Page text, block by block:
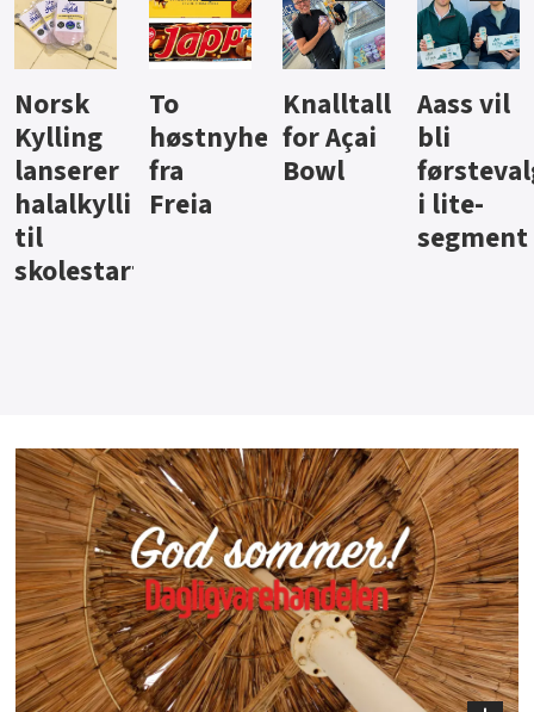
Knalltall
for Açai
Bowl
Aass vil
bli
førstevalg
i lite-
Brus og
jus fra
Berentsen
Hard
iste fra
Hansa